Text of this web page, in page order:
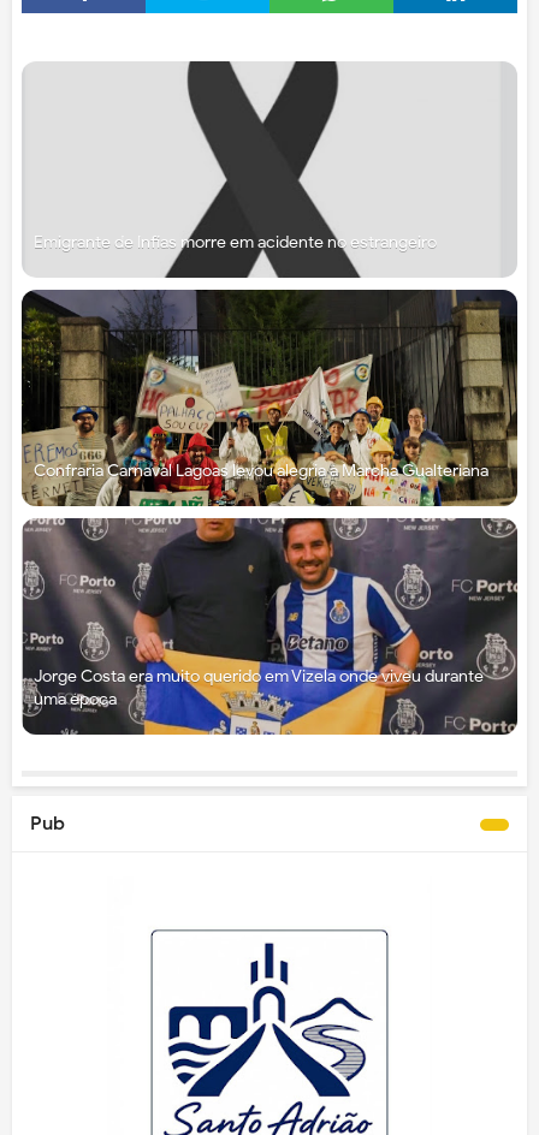
Emigrante de Infias morre em acidente no estrangeiro
Confraria Carnaval Lagoas levou alegria à Marcha Gualteriana
Jorge Costa era muito querido em Vizela onde viveu durante
uma época
Pub